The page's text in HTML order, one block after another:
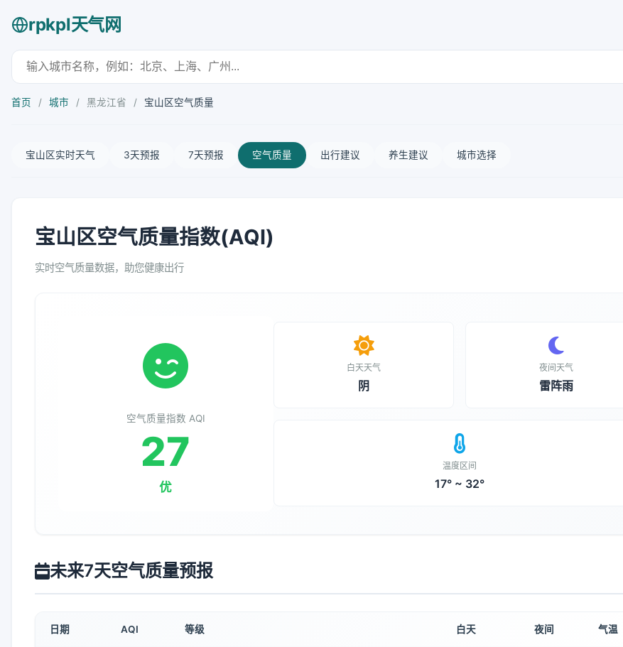
rpkpl天气网
首页 / 城市 / 黑龙江省 / 宝山区空气质量
宝山区实时天气 3天预报 7天预报 空气质量 出行建议 养生建议 城市选择
宝山区空气质量指数(AQI)
实时空气质量数据，助您健康出行
空气质量指数 AQI
27
优
白天天气
阴
夜间天气
雷阵雨
温度区间
17° ~ 32°
未来7天空气质量预报
日期 AQI 等级 白天 夜间 气温